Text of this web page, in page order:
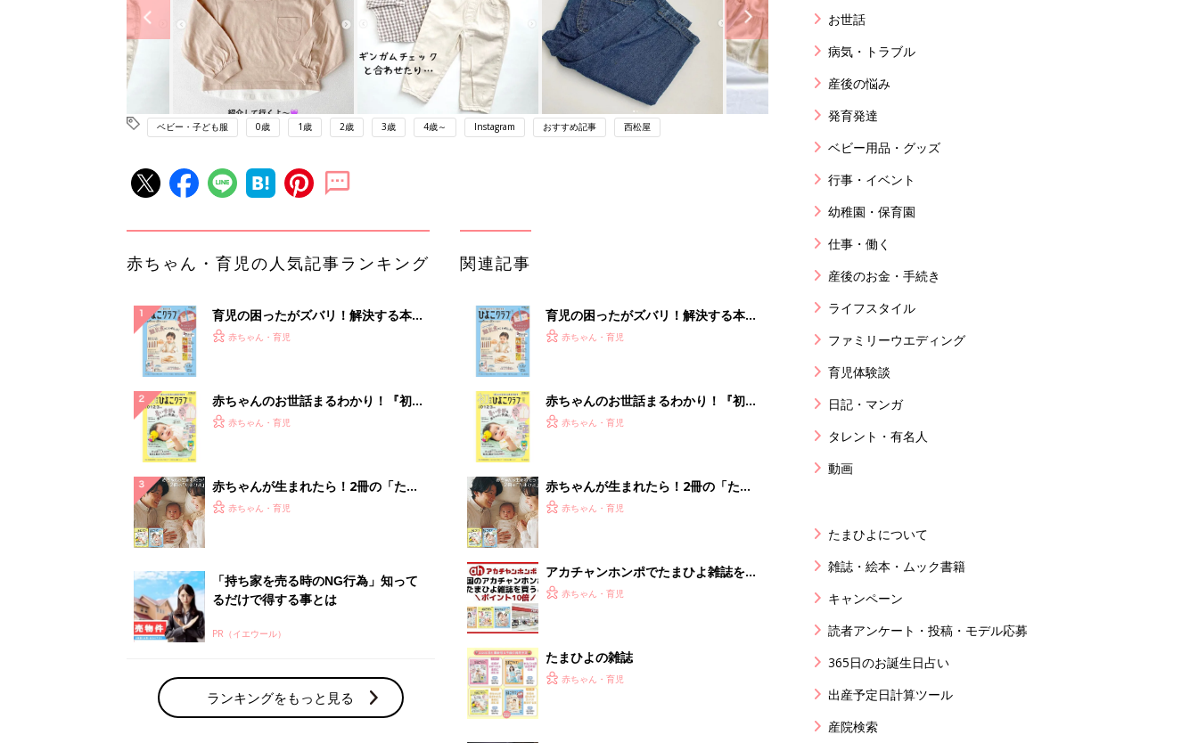
ベビー・子ども服 0歳 1歳 2歳 3歳 4歳～ Instagram おすすめ記事 西松屋
赤ちゃん・育児の人気記事ランキング
育児の困ったがズバリ！解決する本
『ひよこクラブ 秋号』 4カ月～2才
赤ちゃん・育児
赤ちゃんのお世話まるわかり！『初め
てのひよこクラブ 夏号』〈巻頭大特
赤ちゃん・育児
赤ちゃんが生まれたら！2冊の「たま
ひよ」
赤ちゃん・育児
「持ち家を売る時のNG行為」知って
るだけで得する事とは
PR（イエウール）
ランキングをもっと見る
関連記事
育児の困ったがズバリ！解決する本
『ひよこクラブ 秋号』 4カ月～2才
赤ちゃん・育児
赤ちゃんのお世話まるわかり！『初め
てのひよこクラブ 夏号』〈巻頭大特
赤ちゃん・育児
赤ちゃんが生まれたら！2冊の「たま
ひよ」
赤ちゃん・育児
アカチャンホンポでたまひよ雑誌を買
うとポイント10倍【期間限定】
赤ちゃん・育児
たまひよの雑誌
赤ちゃん・育児
お世話
病気・トラブル
産後の悩み
発育発達
ベビー用品・グッズ
行事・イベント
幼稚園・保育園
仕事・働く
産後のお金・手続き
ライフスタイル
ファミリーウエディング
育児体験談
日記・マンガ
タレント・有名人
動画
たまひよについて
雑誌・絵本・ムック書籍
キャンペーン
読者アンケート・投稿・モデル応募
365日のお誕生日占い
出産予定日計算ツール
産院検索